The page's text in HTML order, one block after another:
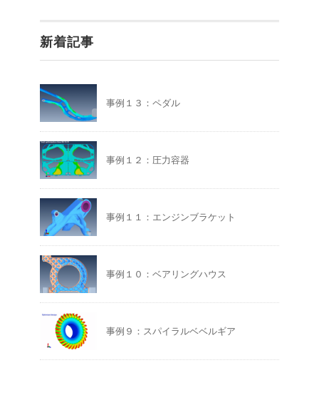
新着記事
事例１３：ペダル
事例１２：圧力容器
事例１１：エンジンブラケット
事例１０：ベアリングハウス
事例９：スパイラルベベルギア